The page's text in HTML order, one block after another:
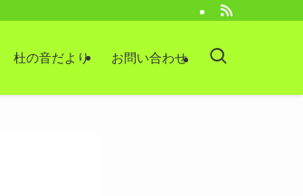
杜の音だより お問い合わせ